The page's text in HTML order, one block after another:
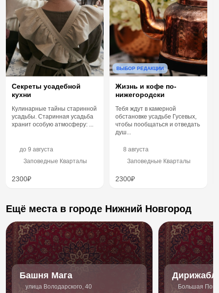
Секреты усадебной
кухни
Кулинарные тайны старинной
усадьбы. Старинная усадьба
хранит особую атмосферу: ...
до 9 августа
Заповедные Кварталы
2300₽
ВЫБОР РЕДАКЦИИ
Жизнь и кофе по-
нижегородски
Тебя ждут в камерной
обстановке усадьбе Гусевых,
чтобы пообщаться и отведать
душ...
8 августа
Заповедные Кварталы
2300₽
Ещё места в городе Нижний Новгород
Башня Мага
улица Володарского, 40 Большая